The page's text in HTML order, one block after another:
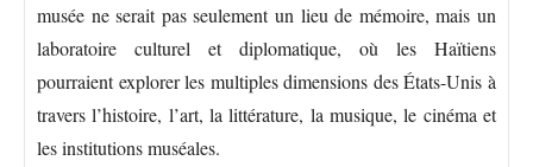
musée ne serait pas seulement un lieu de mémoire, mais un
laboratoire culturel et diplomatique, où les Haïtiens
pourraient explorer les multiples dimensions des États-Unis à
travers l’histoire, l’art, la littérature, la musique, le cinéma et
les institutions muséales.